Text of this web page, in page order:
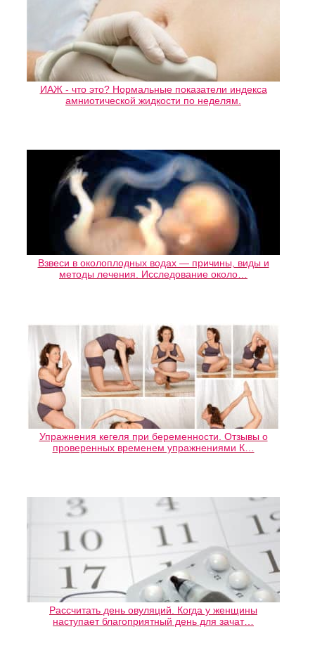
ИАЖ - что это? Нормальные показатели индекса
амниотической жидкости по неделям.
Взвеси в околоплодных водах — причины, виды и
методы лечения. Исследование около…
Упражнения кегеля при беременности. Отзывы о
проверенных временем упражнениями К…
Рассчитать день овуляций. Когда у женщины
наступает благоприятный день для зачат…